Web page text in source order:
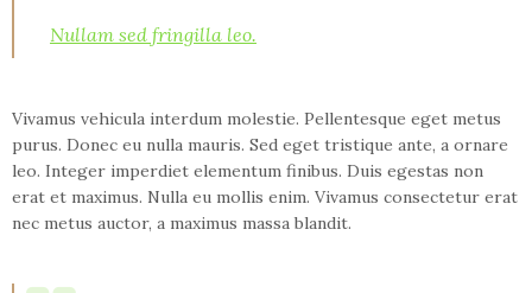
Nullam sed fringilla leo.
Vivamus vehicula interdum molestie. Pellentesque eget metus
purus. Donec eu nulla mauris. Sed eget tristique ante, a ornare
leo. Integer imperdiet elementum finibus. Duis egestas non
erat et maximus. Nulla eu mollis enim. Vivamus consectetur erat
nec metus auctor, a maximus massa blandit.